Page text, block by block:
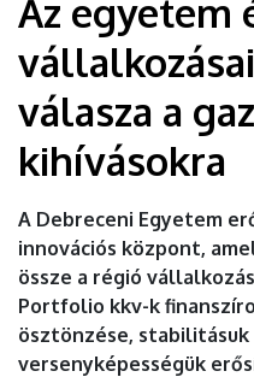
válasza
a
gazdasági
kihívásokra
DEBRECENI
EGYETEM
Az egyetem
válasza a
kihívásokra
A Debreceni Egyetem
innovációs központ,
össze a régió
Portfolio kkv-k
ösztönzése, stabilitásuk
versenyképességük